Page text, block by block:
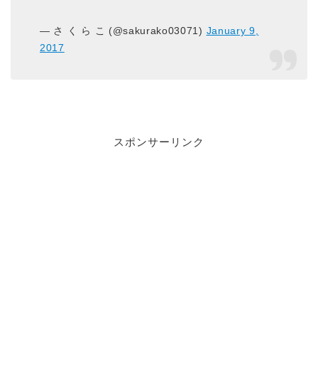
— さ く ら こ (@sakurako03071) January 9,
2017
スポンサーリンク